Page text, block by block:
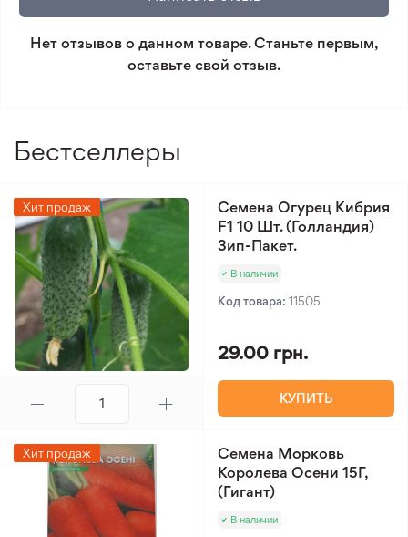
который не соответствует ожиданиям. Согласно
условиям возврата.
Нет отзывов о данном товаре. Станьте первым,
оставьте свой отзыв.
Бестселлеры
Хит продаж
Семена Огурец Кибрия
F1 10 Шт. (Голландия)
Зип-Пакет.
В наличии
Код товара: 11505
29.00 грн.
КУПИТЬ
Хит продаж
Семена Морковь
Королева Осени 15Г,
(Гигант)
В наличии